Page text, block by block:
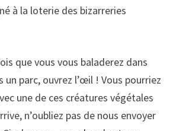
à la loterie des bizarreries
que vous vous baladerez dans
parc, ouvrez l’œil ! Vous pourriez
une de ces créatures végétales
n’oubliez pas de nous envoyer